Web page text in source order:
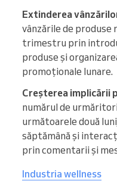
Extinderea
vânzările de produse
trimestru prin
produse și
promoționale lunare.
Creșterea implicării
numărul de
următoarele două
săptămână și
prin comentarii și
Industria wellness